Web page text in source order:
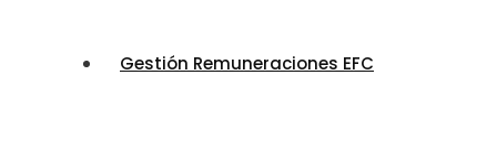
Gestión Remuneraciones EFC